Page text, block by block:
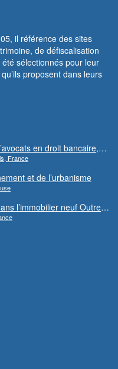
il référence des sites
de défiscalisation
sélectionnés pour leur
proposent dans leurs
en droit bancaire,
financières
France
et de l’urbanisme
l’immobilier neuf Outre-